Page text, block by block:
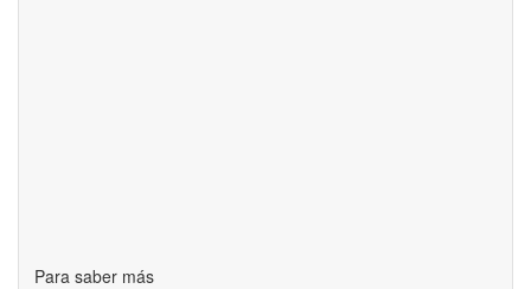
Para saber más